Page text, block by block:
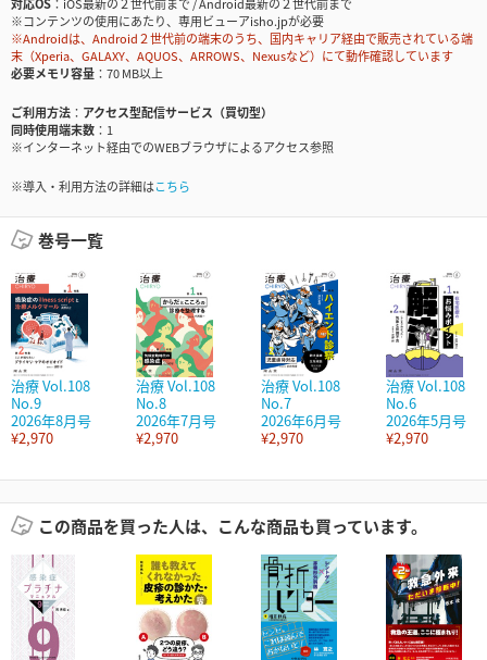
※コンテンツの使用にあたり、専用ビューアisho.jpが必要
※Androidは、Android２世代前の端末のうち、国内キャリア経由で販売されている端
末（Xperia、GALAXY、AQUOS、ARROWS、Nexusなど）にて動作確認しています
必要メモリ容量
70 MB以上
ご利用方法
アクセス型配信サービス（買切型）
同時使用端末数
1
※インターネット経由でのWEBブラウザによるアクセス参照
※導入・利用方法の詳細はこちら
巻号一覧
治療 Vol.108
No.9
2026年8月号
¥2,970
治療 Vol.108
No.8
2026年7月号
¥2,970
治療 Vol.108
No.7
2026年6月号
¥2,970
治療 Vol.108
No.6
2026年5月号
¥2,970
この商品を買った人は、こんな商品も買っています。